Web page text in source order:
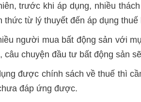
trước khi áp dụng, nhiều
thức từ lý thuyết đến áp dụng
người mua bất động sản với
câu chuyện đầu tư bất động sản
được chính sách về thuế thì
đáp ứng được.